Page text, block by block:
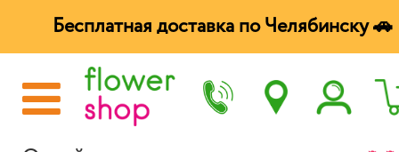
Бесплатная доставка по Челябинску 🚗